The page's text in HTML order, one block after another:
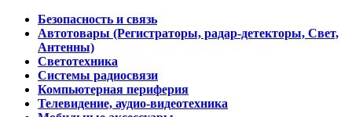
Безопасность и связь
Автотовары (Регистраторы, радар-детекторы, Свет,
Антенны)
Светотехника
Системы радиосвязи
Компьютерная периферия
Телевидение, аудио-видеотехника